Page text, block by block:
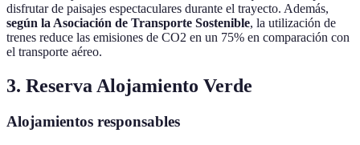
disfrutar de paisajes espectaculares durante el trayecto. Además,
según la Asociación de Transporte Sostenible, la utilización de
trenes reduce las emisiones de CO2 en un 75% en comparación con
el transporte aéreo.
3. Reserva Alojamiento Verde
Alojamientos responsables